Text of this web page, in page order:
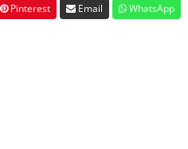
Pinterest Email WhatsApp